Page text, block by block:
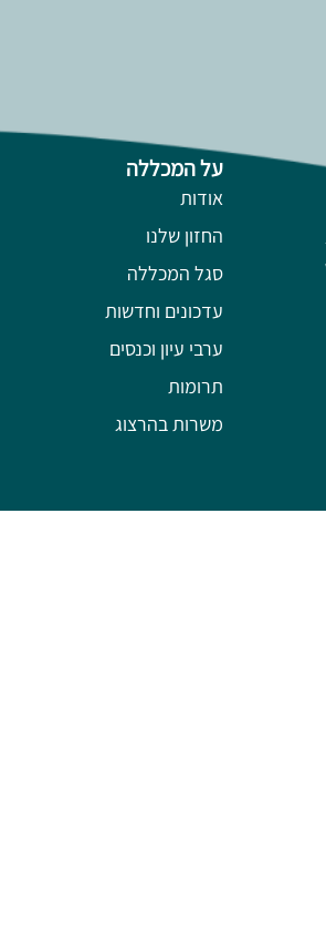
על המכללה
אודות
החזון שלנו
סגל המכללה
עדכונים וחדשות
ערבי עיון וכנסים
תרומות
משרות בהרצוג